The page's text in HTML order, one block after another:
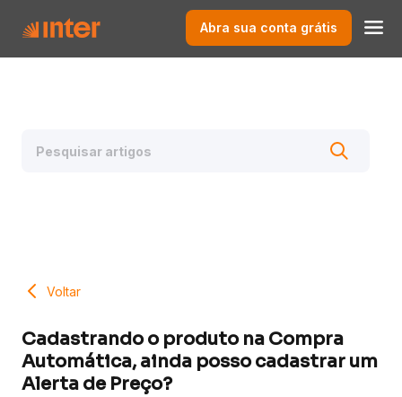
Abra sua conta grátis
Voltar
Cadastrando o produto na Compra
Automática, ainda posso cadastrar um
Alerta de Preço?